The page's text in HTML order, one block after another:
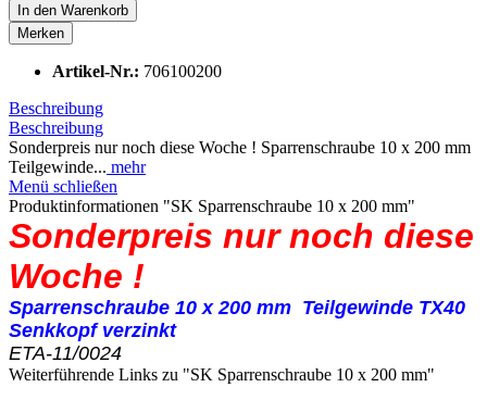
In den Warenkorb
Merken
Artikel-Nr.: 706100200
Beschreibung
Beschreibung
Sonderpreis nur noch diese Woche ! Sparrenschraube 10 x 200 mm
Teilgewinde... mehr
Menü schließen
Produktinformationen "SK Sparrenschraube 10 x 200 mm"
Sonderpreis nur noch diese
Woche !
Sparrenschraube 10 x 200 mm Teilgewinde TX40
Senkkopf verzinkt
ETA-11/0024
Weiterführende Links zu "SK Sparrenschraube 10 x 200 mm"